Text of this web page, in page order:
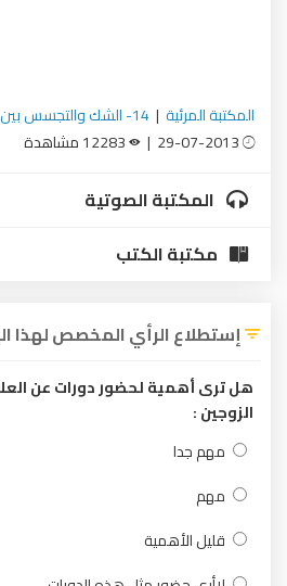
المكتبة المرئية | 14- الشك والتجسس بين الزوجين
المكتبة الصوتية
مكتبة الكتب
إستطلاع الرأي المخصص لهذا
هل ترى أهمية لحضور دورات عن
الزوجين :
مهم جدا
مهم
قليل الأهمية